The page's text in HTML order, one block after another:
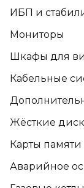
ИБП и
Мониторы
Шкафы для
Кабельные
Жёсткие
Карты памяти
Аварийное